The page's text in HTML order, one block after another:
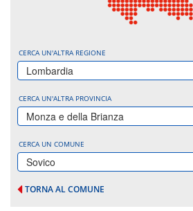
CERCA UN'ALTRA REGIONE
Lombardia
CERCA UN'ALTRA PROVINCIA
Monza e della Brianza
CERCA UN COMUNE
Sovico
TORNA AL COMUNE